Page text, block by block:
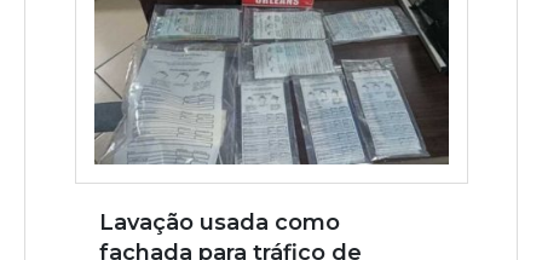
Lavação usada como
fachada para tráfico de